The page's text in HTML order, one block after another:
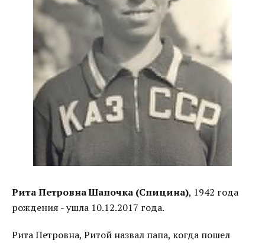
Рита Петровна Шапочка (Спицина), 1942 года
рождения - ушла 10.12.2017 года.
Рита Петровна, Ритой назвал папа, когда пошел